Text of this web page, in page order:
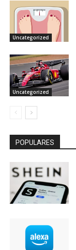
Uncategorized
Uncategorized
POPULARES